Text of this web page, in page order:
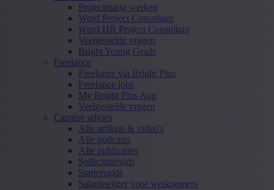
Projectmatig werken
Word Project Consultant
Word HR Project Consultant
Veelgestelde vragen
Bright Young Grads
Freelance
Freelance via Bright Plus
Freelance jobs
My Bright Plus App
Veelgestelde vragen
Carrière advies
Alle artikels & video's
Alle podcasts
Alle publicaties
Sollicitatiegids
Startersgids
Salariswijzer voor werknemers